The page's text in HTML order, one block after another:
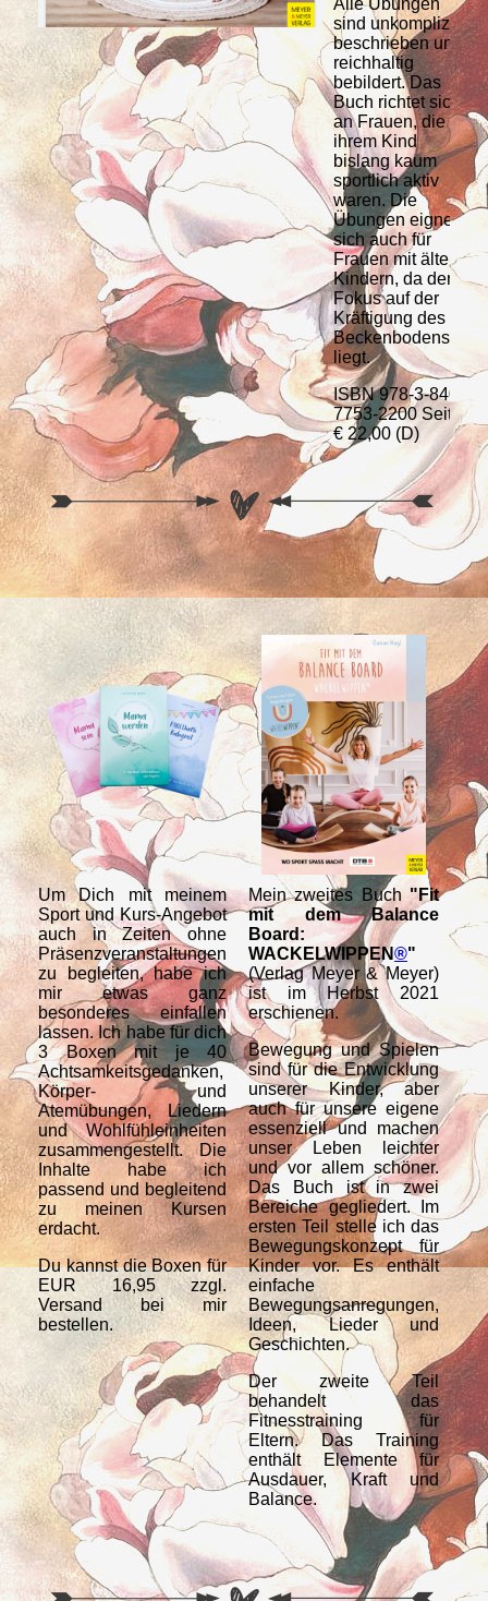
Alle Übungen
sind unkompliziert
beschrieben und
reichhaltig
bebildert. Das
Buch richtet sich
an Frauen, die mit
ihrem Kind
bislang kaum
sportlich aktiv
waren. Die
Übungen eignen
sich auch für
Frauen mit älteren
Kindern, da der
Fokus auf der
Kräftigung des
Beckenbodens
liegt.
ISBN 978-3-8403-
7753-2200 Seiten
€ 22,00 (D)
Um Dich mit meinem
Sport und Kurs-Angebot
auch in Zeiten ohne
Präsenzveranstaltungen
zu begleiten, habe ich
mir etwas ganz
besonderes einfallen
lassen. Ich habe für dich
3 Boxen mit je 40
Achtsamkeitsgedanken,
Körper- und
Atemübungen, Liedern
und Wohlfühleinheiten
zusammengestellt. Die
Inhalte habe ich
passend und begleitend
zu meinen Kursen
erdacht.
Du kannst die Boxen für
EUR 16,95 zzgl.
Versand bei mir
bestellen.
Mein zweites Buch "Fit
mit dem Balance
Board:
WACKELWIPPEN®"
(Verlag Meyer & Meyer)
ist im Herbst 2021
erschienen.
Bewegung und Spielen
sind für die Entwicklung
unserer Kinder, aber
auch für unsere eigene
essenziell und machen
unser Leben leichter
und vor allem schöner.
Das Buch ist in zwei
Bereiche gegliedert. Im
ersten Teil stelle ich das
Bewegungskonzept für
Kinder vor. Es enthält
einfache
Bewegungsanregungen,
Ideen, Lieder und
Geschichten.
Der zweite Teil
behandelt das
Fitnesstraining für
Eltern. Das Training
enthält Elemente für
Ausdauer, Kraft und
Balance.
Dir